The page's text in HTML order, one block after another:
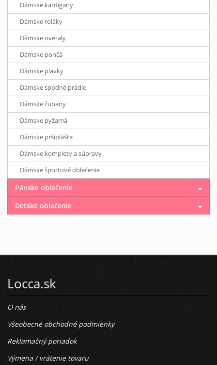
Dámske kardigany
Dámske roláky
Dámske overaly
Dámske pončá
Dámske plavky
Dámske spodné prádlo
Dámske župany
Dámske pyžamá
Dámske pršiplášte
Dámske komplety a súpravy
Dámske športové oblečenie
Pánske oblečenie
Detské oblečenie
Locca.sk
O nás
Všeobecné obchodné podmienky
Reklamačný poriadok
Výmena / vrátenie tovaru